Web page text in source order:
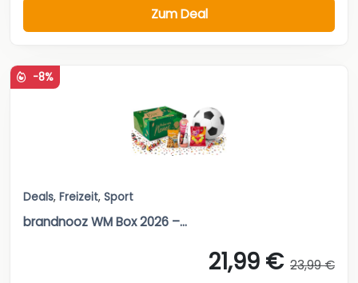
Zum Deal
-8%
Deals, Freizeit, Sport
brandnooz WM Box 2026 –...
21,99 € 23,99 €